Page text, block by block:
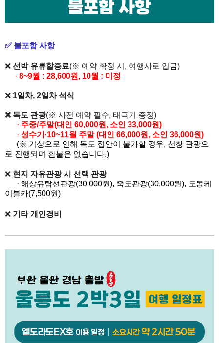
✅ 불포함 사항
❌ 선박 유류할증료​(※ 예약 확정 시, 여행사로 입금)
· 8~9월 : 28,600원, 10월 : 미정
❌ 1일차, 2일차 석식
❌ 독도 관광(※ 사전 예약 필수, 태극기 증정)
· 주중/주말(대인 60,000원, 소인 33,000원)
· 성수기·10~11월 주말​ (대인 66,000원, 소인 36,000원)
(※ 기상으로 인해 독도 접안이 불가할 경우, 선창 관광으
로 진행되며 환불은 없습니다.)
❌ 현지 자유관광 시 선택 관광
· 해상유람선관광(30,000원), 죽도관광(30,000원), 도동케
이블카(7,500원)
❌ 기타 개인경비